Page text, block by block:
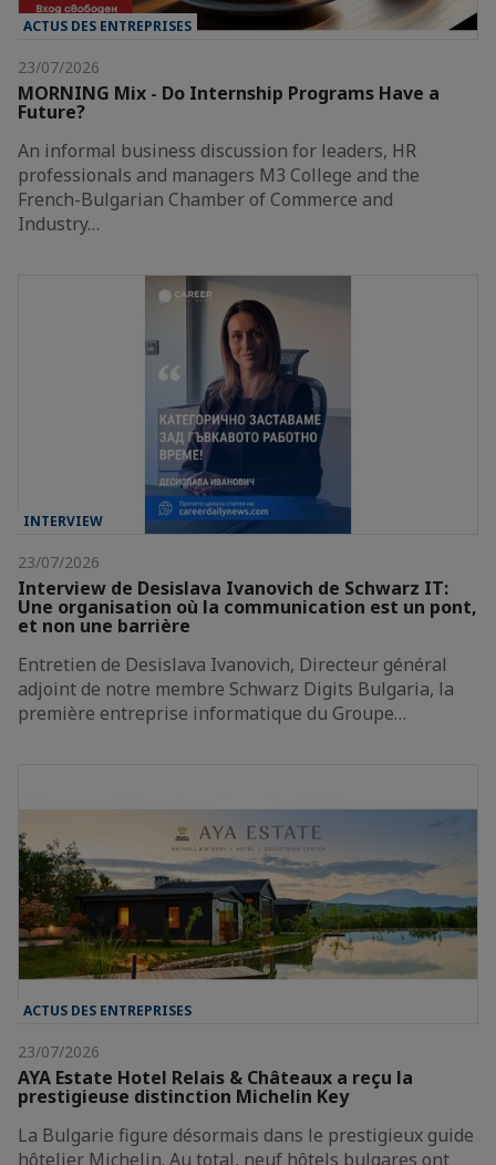
ACTUS DES ENTREPRISES
23/07/2026
MORNING Mix - Do Internship Programs Have a
Future?
An informal business discussion for leaders, HR
professionals and managers M3 College and the
French-Bulgarian Chamber of Commerce and
Industry…
INTERVIEW
23/07/2026
Interview de Desislava Ivanovich de Schwarz IT:
Une organisation où la communication est un pont,
et non une barrière
Entretien de Desislava Ivanovich, Directeur général
adjoint de notre membre Schwarz Digits Bulgaria, la
première entreprise informatique du Groupe…
ACTUS DES ENTREPRISES
23/07/2026
AYA Estate Hotel Relais & Châteaux a reçu la
prestigieuse distinction Michelin Key
La Bulgarie figure désormais dans le prestigieux guide
hôtelier Michelin. Au total, neuf hôtels bulgares ont